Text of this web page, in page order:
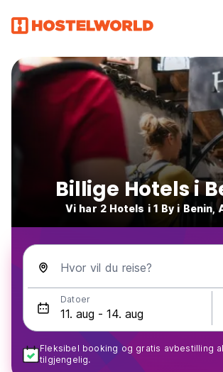
Billige Hotels i
Vi har 2 Hotels i 1 By i Benin,
Hvor vil du reise?
Datoer
Fleksibel booking og gratis avbestilling
tilgjengelig.